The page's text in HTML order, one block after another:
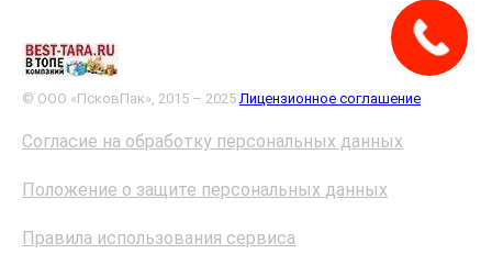
© ООО «ПсковПак», 2015 – 2025 Лицензионное соглашение
Согласие на обработку персональных данных
Положение о защите персональных данных
Правила использования сервиса